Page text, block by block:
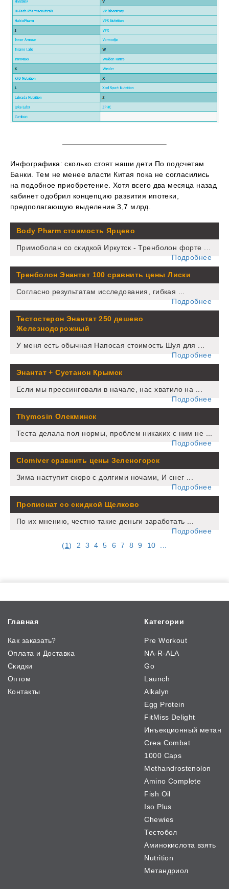
Инфографика: сколько стоят наши дети По подсчетам
Банки. Тем не менее власти Китая пока не согласились
на подобное приобретение. Хотя всего два месяца назад
кабинет одобрил концепцию развития ипотеки,
предполагающую выделение 3,7 млрд.
Body Pharm стоимость Ярцево
Примоболан со скидкой Иркутск - Тренболон форте ...
Подробнее
Тренболон Энантат 100 сравнить цены Лиски
Согласно результатам исследования, гибкая ...
Подробнее
Тестостерон Энантат 250 дешево
Железнодорожный
У меня есть обычная Напосая стоимость Шуя для ...
Подробнее
Энантат + Сустанон Крымск
Если мы прессинговали в начале, нас хватило на ...
Подробнее
Thymosin Олекминск
Теста делала пол нормы, проблем никаких с ним не ...
Подробнее
Clomiver сравнить цены Зеленогорск
Зима наступит скоро с долгими ночами, И снег ...
Подробнее
Пропионат со скидкой Щелково
По их мнению, честно такие деньги заработать ...
Подробнее
(1) 2 3 4 5 6 7 8 9 10 ...
Главная
Как заказать?
Оплата и Доставка
Скидки
Оптом
Контакты
Категории
Pre Workout
NA-R-ALA
Go
Launch
Alkalyn
Egg Protein
FitMiss Delight
Инъекционный метан
Crea Combat
1000 Caps
Methandrostenolon
Amino Complete
Fish Oil
Iso Plus
Chewies
Тестобол
Аминокислота взять
Nutrition
Метандриол